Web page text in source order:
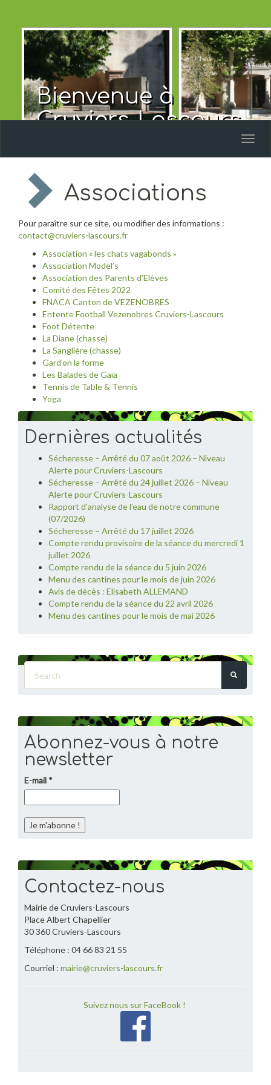
Bienvenue à
Cruviers-Lascours
Associations
Pour paraître sur ce site, ou modifier des informations :
contact@cruviers-lascours.fr
Association « les chats vagabonds »
Association Model’s
Association des Parents d’Elèves
Comité des Fêtes 2022
FNACA Canton de VEZENOBRES
Entente Football Vezenobres Cruviers-Lascours
Foot Détente
La Diane (chasse)
La Sanglière (chasse)
Gard’on la forme
Les Balades de Gaïa
Tennis de Table & Tennis
Yoga
Dernières actualités
Sécheresse – Arrêté du 07 août 2026 – Niveau
Alerte pour Cruviers-Lascours
Sécheresse – Arrêté du 24 juillet 2026 – Niveau
Alerte pour Cruviers-Lascours
Rapport d’analyse de l’eau de notre commune
(07/2026)
Sécheresse – Arrêté du 17 juillet 2026
Compte rendu provisoire de la séance du mercredi 1
juillet 2026
Compte rendu de la séance du 5 juin 2026
Menu des cantines pour le mois de juin 2026
Avis de décès : Elisabeth ALLEMAND
Compte rendu de la séance du 22 avril 2026
Menu des cantines pour le mois de mai 2026
Search
Abonnez-vous à notre
newsletter
E-mail *
Contactez-nous
Mairie de Cruviers-Lascours
Place Albert Chapellier
30 360 Cruviers-Lascours
Téléphone : 04 66 83 21 55
Courriel : mairie@cruviers-lascours.fr
Suivez nous sur FaceBook !